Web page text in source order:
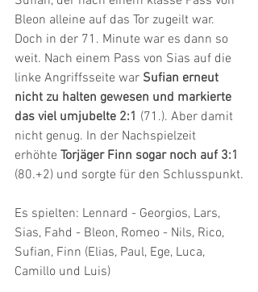
Bleon alleine auf das Tor zugeilt war.
Doch in der 71. Minute war es dann so
weit. Nach einem Pass von Sias auf die
linke Angriffsseite war Sufian erneut
nicht zu halten gewesen und markierte
das viel umjubelte 2:1 (71.). Aber damit
nicht genug. In der Nachspielzeit
erhöhte Torjäger Finn sogar noch auf 3:1
(80.+2) und sorgte für den Schlusspunkt.
Es spielten: Lennard - Georgios, Lars,
Sias, Fahd - Bleon, Romeo - Nils, Rico,
Sufian, Finn (Elias, Paul, Ege, Luca,
Camillo und Luis)